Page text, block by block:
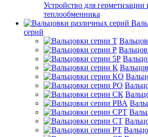
Устройство для
теплообменника
серий